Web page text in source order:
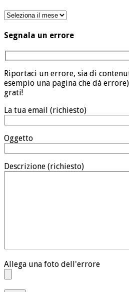
Archivio
Segnala un errore
Riportaci un errore, sia di
esempio una pagina che dà
grati!
La tua email (richiesto)
Oggetto
Descrizione (richiesto)
Allega una foto dell'errore